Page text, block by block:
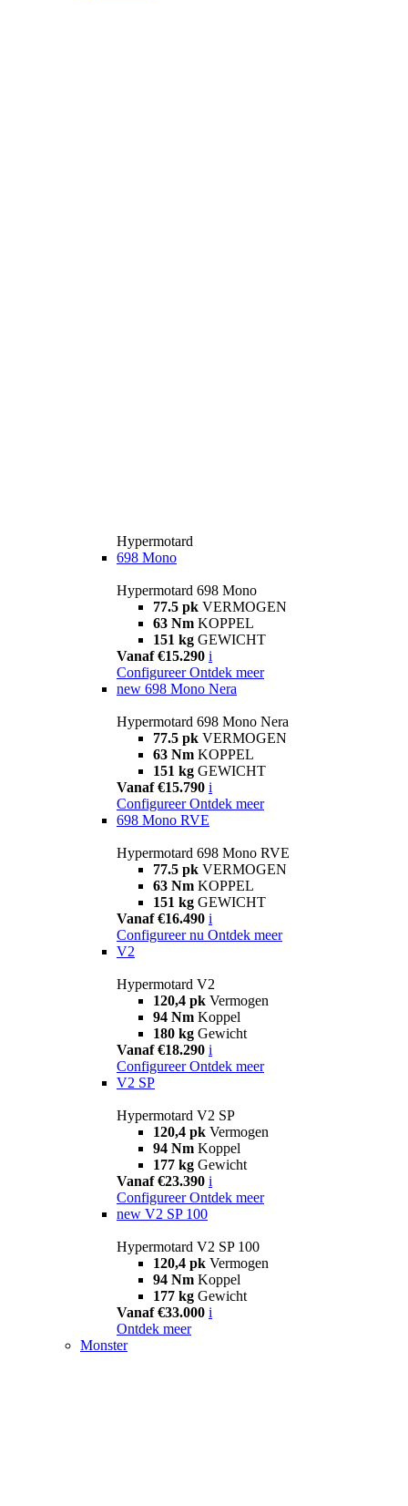
Hypermotard
698 Mono
Hypermotard 698 Mono
77.5 pk VERMOGEN
63 Nm KOPPEL
151 kg GEWICHT
Vanaf €15.290 i
Configureer Ontdek meer
new 698 Mono Nera
Hypermotard 698 Mono Nera
77.5 pk VERMOGEN
63 Nm KOPPEL
151 kg GEWICHT
Vanaf €15.790 i
Configureer Ontdek meer
698 Mono RVE
Hypermotard 698 Mono RVE
77.5 pk VERMOGEN
63 Nm KOPPEL
151 kg GEWICHT
Vanaf €16.490 i
Configureer nu Ontdek meer
V2
Hypermotard V2
120,4 pk Vermogen
94 Nm Koppel
180 kg Gewicht
Vanaf €18.290 i
Configureer Ontdek meer
V2 SP
Hypermotard V2 SP
120,4 pk Vermogen
94 Nm Koppel
177 kg Gewicht
Vanaf €23.390 i
Configureer Ontdek meer
new V2 SP 100
Hypermotard V2 SP 100
120,4 pk Vermogen
94 Nm Koppel
177 kg Gewicht
Vanaf €33.000 i
Ontdek meer
Monster